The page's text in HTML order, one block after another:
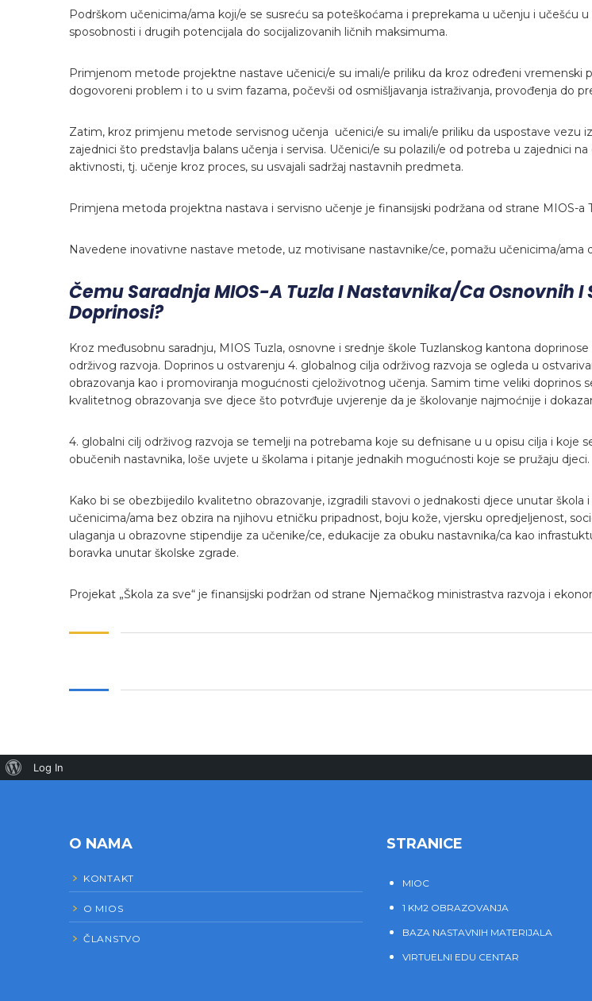
Podrškom učenicima/ama koji/e se susreću sa poteškoćama i preprekama u učenju i
sposobnosti i drugih potencijala do socijalizovanih ličnih maksimuma.
Primjenom metode projektne nastave učenici/e su imali/e priliku da kroz određeni
dogovoreni problem i to u svim fazama, počevši od osmišljavanja istraživanja, provođenja do
Zatim, kroz primjenu metode servisnog učenja učenici/e su imali/e priliku da uspostave vezu
zajednici što predstavlja balans učenja i servisa. Učenici/e su polazili/e od potreba u zajednici
aktivnosti, tj. učenje kroz proces, su usvajali sadržaj nastavnih predmeta.
Primjena metoda projektna nastava i servisno učenje je finansijski podržana od strane MIOS-a
Navedene inovativne nastave metode, uz motivisane nastavnike/ce, pomažu učenicima/ama
Čemu Saradnja MIOS-A Tuzla I Nastavnika/ca Osnovnih
Doprinosi?
Kroz međusobnu saradnju, MIOS Tuzla, osnovne i srednje škole Tuzlanskog kantona
održivog razvoja. Doprinos u ostvarenju 4. globalnog cilja održivog razvoja se ogleda u
obrazovanja kao i promoviranja mogućnosti cjeloživotnog učenja. Samim time veliki doprinos
kvalitetnog obrazovanja sve djece što potvrđuje uvjerenje da je školovanje najmoćnije i
4. globalni cilj održivog razvoja se temelji na potrebama koje su defnisane u u opisu cilja i koje
obučenih nastavnika, loše uvjete u školama i pitanje jednakih mogućnosti koje se pružaju djeci.
Kako bi se obezbijedilo kvalitetno obrazovanje, izgradili stavovi o jednakosti djece unutar škola
učenicima/ama bez obzira na njihovu etničku pripadnost, boju kože, vjersku opredjeljenost,
ulaganja u obrazovne stipendije za učenike/ce, edukacije za obuku nastavnika/ca kao
boravka unutar školske zgrade.
Projekat „Škola za sve“ je finansijski podržan od strane Njemačkog ministrastva razvoja i
O NAMA
KONTAKT
O MIOS
ČLANSTVO
STRANICE
MIOC
1 KM2 OBRAZOVANJA
BAZA NASTAVNIH MATERIJALA
VIRTUELNI EDU CENTAR
Log In